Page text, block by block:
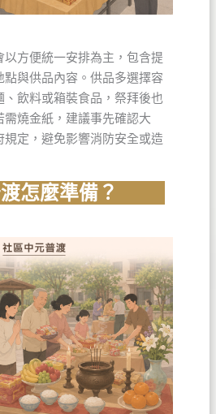
方便統一安排為主，包含提
與供品內容。供品多選擇容
飲料或箱裝食品，祭拜後也
燒金紙，建議事先確認大
定，避免影響消防安全或造
怎麼準備？